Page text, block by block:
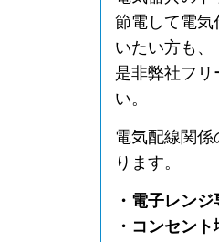
節電して電気
いたい方も、
是非弊社フリ
い。
電気配線関
ります。
・電子レン
・コンセント